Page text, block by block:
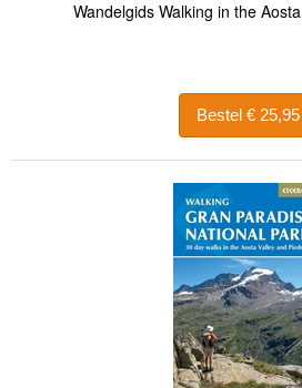
Wandelgids Walking in the
Bestel € 25,95